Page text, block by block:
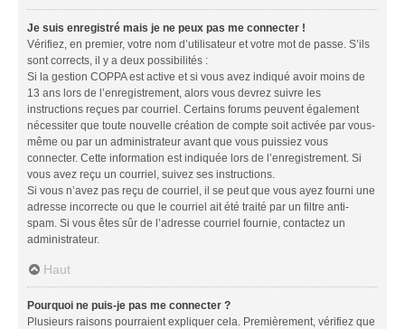
Je suis enregistré mais je ne peux pas me connecter !
Vérifiez, en premier, votre nom d’utilisateur et votre mot de passe. S’ils
sont corrects, il y a deux possibilités :
Si la gestion COPPA est active et si vous avez indiqué avoir moins de
13 ans lors de l’enregistrement, alors vous devrez suivre les
instructions reçues par courriel. Certains forums peuvent également
nécessiter que toute nouvelle création de compte soit activée par vous-
même ou par un administrateur avant que vous puissiez vous
connecter. Cette information est indiquée lors de l’enregistrement. Si
vous avez reçu un courriel, suivez ses instructions.
Si vous n’avez pas reçu de courriel, il se peut que vous ayez fourni une
adresse incorrecte ou que le courriel ait été traité par un filtre anti-
spam. Si vous êtes sûr de l’adresse courriel fournie, contactez un
administrateur.
Haut
Pourquoi ne puis-je pas me connecter ?
Plusieurs raisons pourraient expliquer cela. Premièrement, vérifiez que